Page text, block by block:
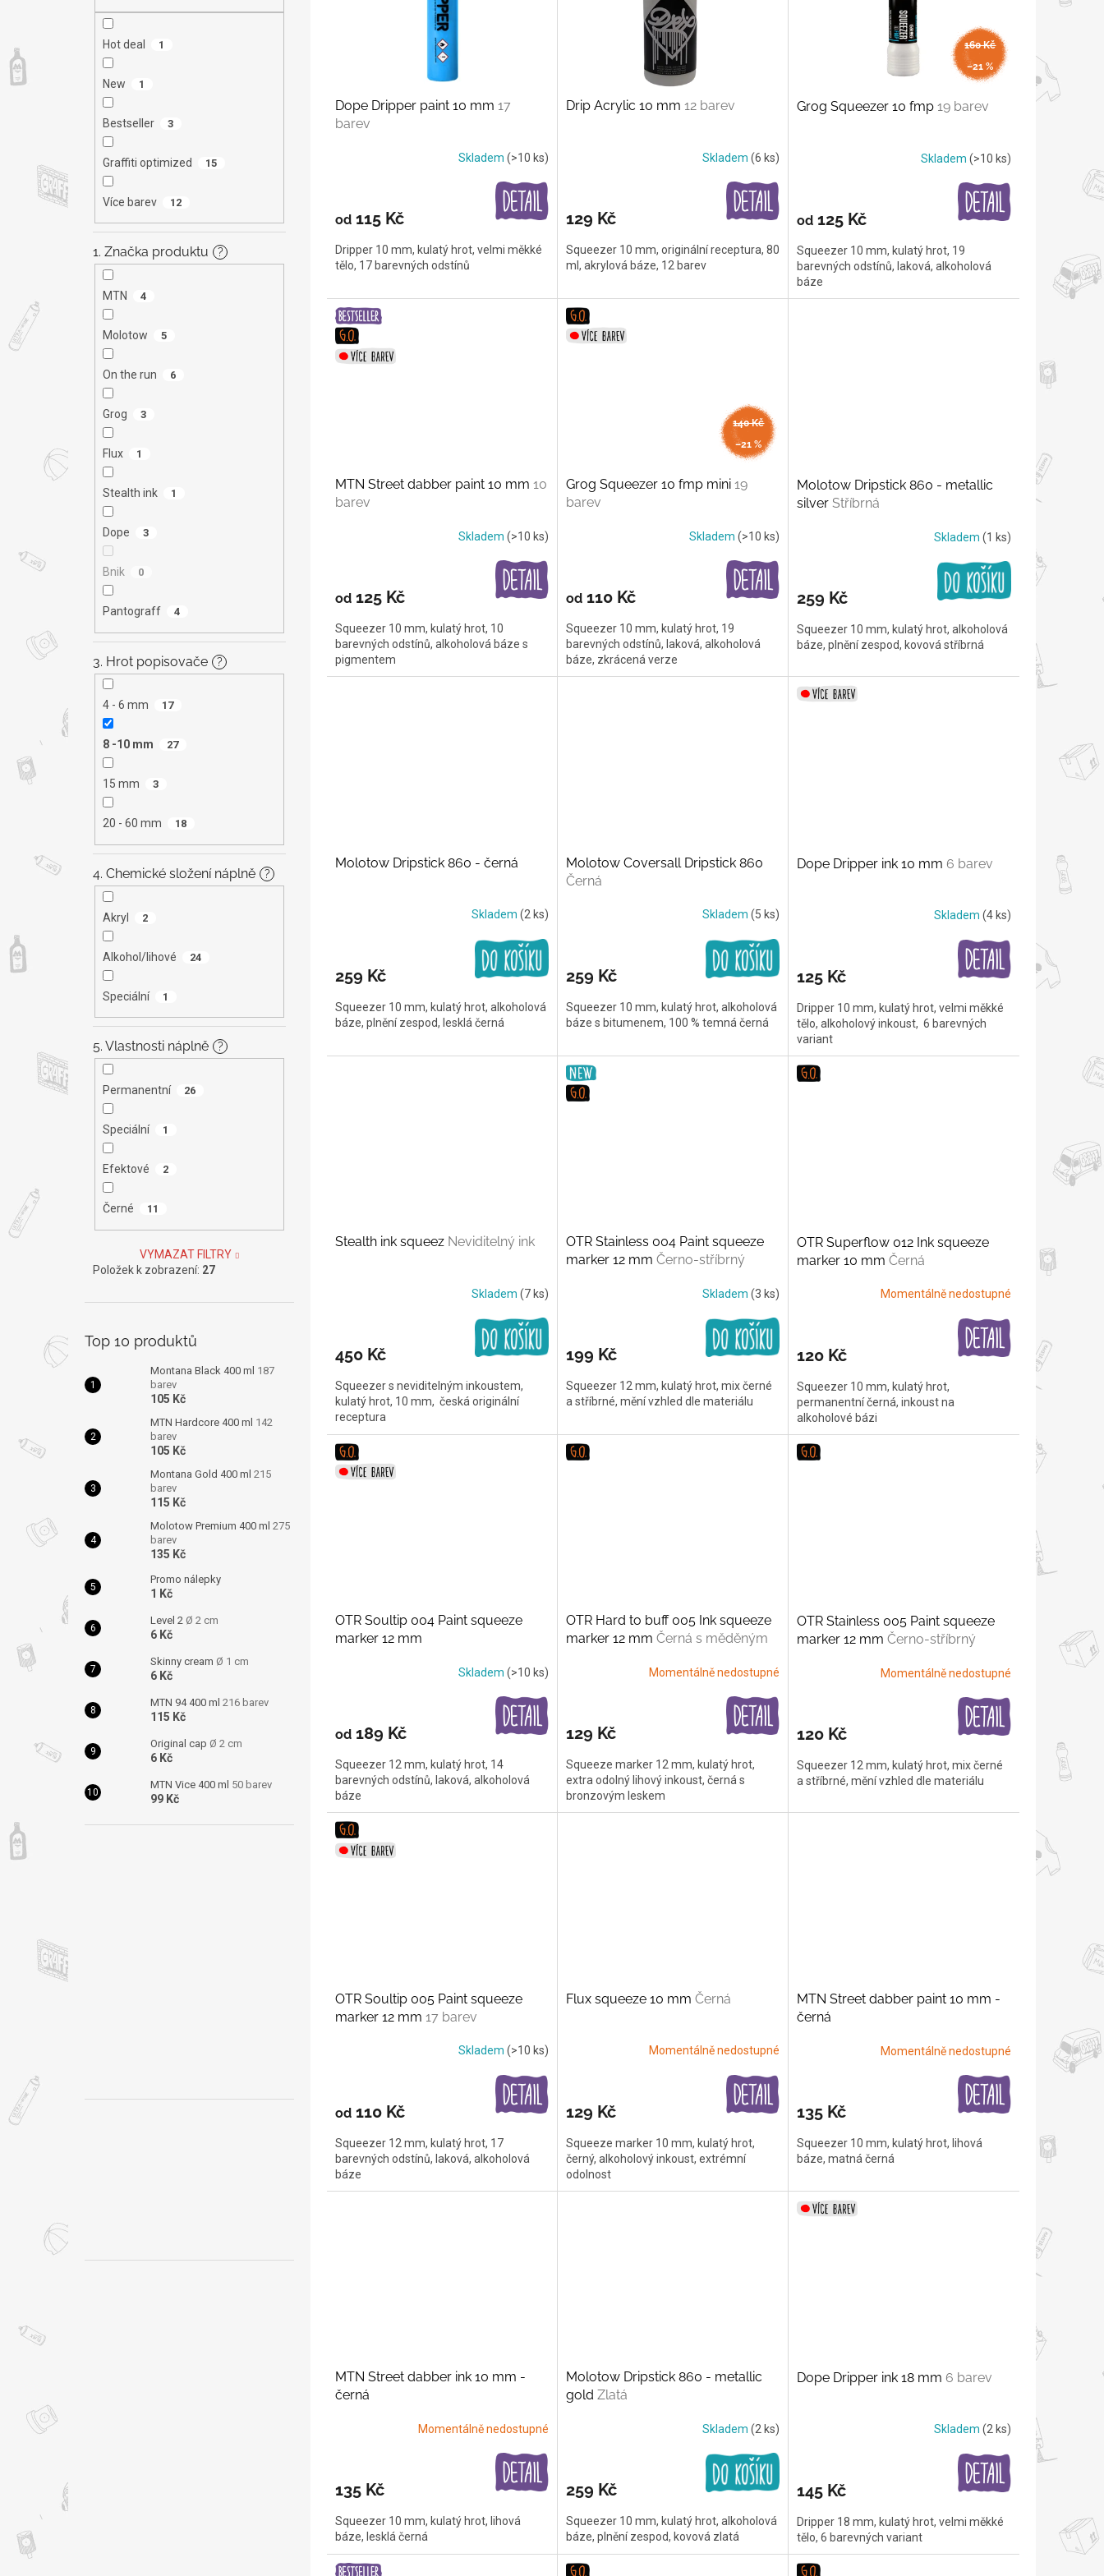
Hot deal 1
New 1
Bestseller 3
Graffiti optimized 15
Více barev 12
1. Značka produktu ?
MTN 4
Molotow 5
On the run 6
Grog 3
Flux 1
Stealth ink 1
Dope 3
Bnik 0
Pantograff 4
3. Hrot popisovače ?
4 - 6 mm 17
8 -10 mm 27
15 mm 3
20 - 60 mm 18
4. Chemické složení náplně ?
Akryl 2
Alkohol/lihové 24
Speciální 1
5. Vlastnosti náplně ?
Permanentní 26
Speciální 1
Efektové 2
Černé 11
VYMAZAT FILTRY
Položek k zobrazení: 27
Top 10 produktů
Montana Black 400 ml 187
barev
105 Kč
MTN Hardcore 400 ml 142
barev
105 Kč
Montana Gold 400 ml 215
barev
115 Kč
Molotow Premium 400 ml 275
barev
135 Kč
Promo nálepky
1 Kč
Level 2 Ø 2 cm
6 Kč
Skinny cream Ø 1 cm
6 Kč
MTN 94 400 ml 216 barev
115 Kč
Original cap Ø 2 cm
6 Kč
MTN Vice 400 ml 50 barev
99 Kč
Dope Dripper paint 10 mm 17
barev
Skladem (>10 ks)
od 115 Kč
Dripper 10 mm, kulatý hrot, velmi měkké
tělo, 17 barevných odstínů
Drip Acrylic 10 mm 12 barev
Skladem (6 ks)
129 Kč
Squeezer 10 mm, originální receptura, 80
ml, akrylová báze, 12 barev
160 Kč
–21 %
Grog Squeezer 10 fmp 19 barev
Skladem (>10 ks)
od125 Kč
Squeezer 10 mm, kulatý hrot, 19
barevných odstínů, laková, alkoholová
báze
MTN Street dabber paint 10 mm 10
barev
Skladem (>10 ks)
od 125 Kč
Squeezer 10 mm, kulatý hrot, 10
barevných odstínů, alkoholová báze s
pigmentem
140 Kč
–21 %
Grog Squeezer 10 fmp mini 19
barev
Skladem (>10 ks)
od110 Kč
Squeezer 10 mm, kulatý hrot, 19
barevných odstínů, laková, alkoholová
báze, zkrácená verze
Molotow Dripstick 860 - metallic
silver Stříbrná
Skladem (1 ks)
259 Kč
Squeezer 10 mm, kulatý hrot, alkoholová
báze, plnění zespod, kovová stříbrná
Molotow Dripstick 860 - černá
Skladem (2 ks)
259 Kč
Squeezer 10 mm, kulatý hrot, alkoholová
báze, plnění zespod, lesklá černá
Molotow Coversall Dripstick 860
Černá
Skladem (5 ks)
259 Kč
Squeezer 10 mm, kulatý hrot, alkoholová
báze s bitumenem, 100 % temná černá
Dope Dripper ink 10 mm 6 barev
Skladem (4 ks)
125 Kč
Dripper 10 mm, kulatý hrot, velmi měkké
tělo, alkoholový inkoust, 6 barevných
variant
Stealth ink squeez Neviditelný ink
Skladem (7 ks)
450 Kč
Squeezer s neviditelným inkoustem,
kulatý hrot, 10 mm, česká originální
receptura
OTR Stainless 004 Paint squeeze
marker 12 mm Černo-stříbrný
Skladem (3 ks)
199 Kč
Squeezer 12 mm, kulatý hrot, mix černé
a stříbrné, mění vzhled dle materiálu
OTR Superflow 012 Ink squeeze
marker 10 mm Černá
Momentálně nedostupné
120 Kč
Squeezer 10 mm, kulatý hrot,
permanentní černá, inkoust na
alkoholové bázi
OTR Soultip 004 Paint squeeze
marker 12 mm
Skladem (>10 ks)
od 189 Kč
Squeezer 12 mm, kulatý hrot, 14
barevných odstínů, laková, alkoholová
báze
OTR Hard to buff 005 Ink squeeze
marker 12 mm Černá s měděným
Momentálně nedostupné
129 Kč
Squeeze marker 12 mm, kulatý hrot,
extra odolný lihový inkoust, černá s
bronzovým leskem
OTR Stainless 005 Paint squeeze
marker 12 mm Černo-stříbrný
Momentálně nedostupné
120 Kč
Squeezer 12 mm, kulatý hrot, mix černé
a stříbrné, mění vzhled dle materiálu
OTR Soultip 005 Paint squeeze
marker 12 mm 17 barev
Skladem (>10 ks)
od 110 Kč
Squeezer 12 mm, kulatý hrot, 17
barevných odstínů, laková, alkoholová
báze
Flux squeeze 10 mm Černá
Momentálně nedostupné
129 Kč
Squeeze marker 10 mm, kulatý hrot,
černý, alkoholový inkoust, extrémní
odolnost
MTN Street dabber paint 10 mm -
černá
Momentálně nedostupné
135 Kč
Squeezer 10 mm, kulatý hrot, lihová
báze, matná černá
MTN Street dabber ink 10 mm -
černá
Momentálně nedostupné
135 Kč
Squeezer 10 mm, kulatý hrot, lihová
báze, lesklá černá
Molotow Dripstick 860 - metallic
gold Zlatá
Skladem (2 ks)
259 Kč
Squeezer 10 mm, kulatý hrot, alkoholová
báze, plnění zespod, kovová zlatá
Dope Dripper ink 18 mm 6 barev
Skladem (2 ks)
145 Kč
Dripper 18 mm, kulatý hrot, velmi měkké
tělo, 6 barevných variant